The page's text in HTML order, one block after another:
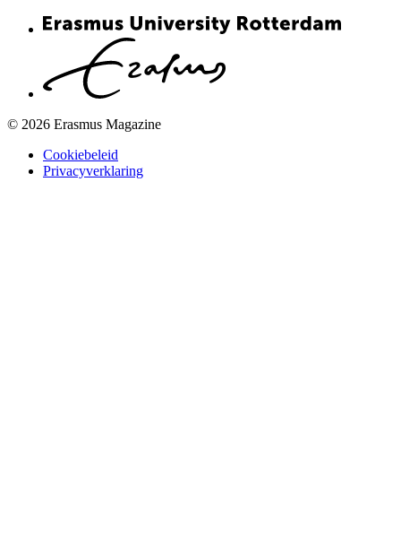
© 2026 Erasmus Magazine
Cookiebeleid
Privacyverklaring